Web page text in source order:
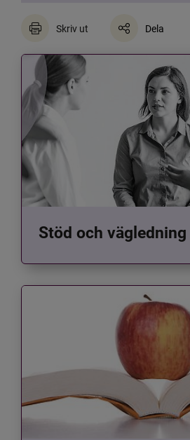
Skriv ut Dela
Stöd och vägledning